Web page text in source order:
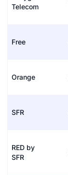
Telecom
Free
Orange
SFR
RED by
SFR